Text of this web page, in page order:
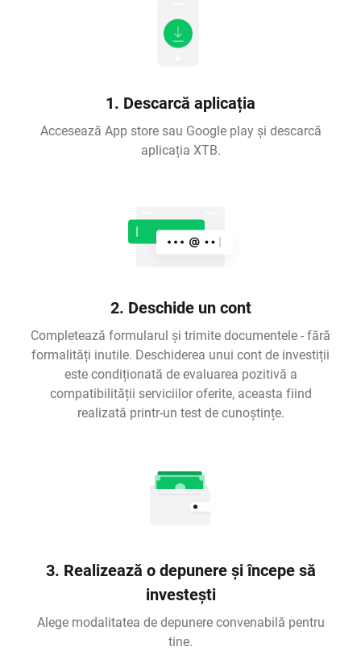
1. Descarcă aplicația
Accesează App store sau Google play și descarcă
aplicația XTB.
2. Deschide un cont
Completează formularul și trimite documentele - fără
formalități inutile. Deschiderea unui cont de investiții
este condiționată de evaluarea pozitivă a
compatibilității serviciilor oferite, aceasta fiind
realizată printr-un test de cunoștințe.
3. Realizează o depunere și începe să
investești
Alege modalitatea de depunere convenabilă pentru
tine.